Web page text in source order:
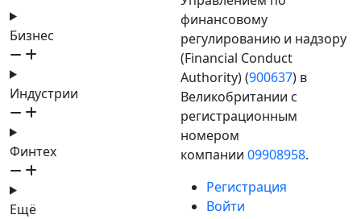
Бизнес
Индустрии
Финтех
Ещё
финансовому
регулированию и надзору
(Financial Conduct
Authority) (900637) в
Великобритании с
регистрационным
номером
компании 09908958.
Регистрация
Войти